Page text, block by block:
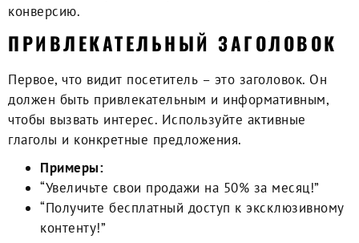
конверсию.
ПРИВЛЕКАТЕЛЬНЫЙ ЗАГОЛОВОК
Первое, что видит посетитель – это заголовок. Он
должен быть привлекательным и информативным,
чтобы вызвать интерес. Используйте активные
глаголы и конкретные предложения.
Примеры:
“Увеличьте свои продажи на 50% за месяц!”
“Получите бесплатный доступ к эксклюзивному
контенту!”